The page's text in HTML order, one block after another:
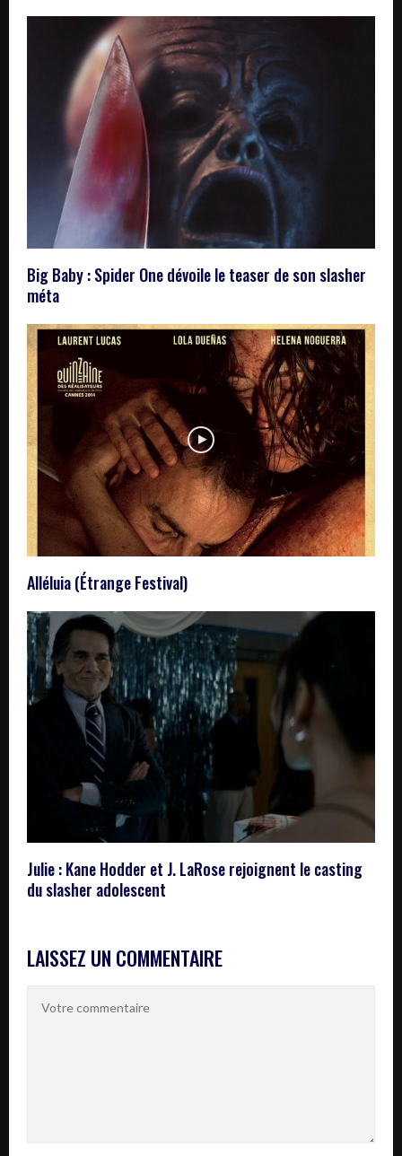
Big Baby : Spider One dévoile le teaser de son slasher
méta
Alléluia (Étrange Festival)
Julie : Kane Hodder et J. LaRose rejoignent le casting
du slasher adolescent
LAISSEZ UN COMMENTAIRE